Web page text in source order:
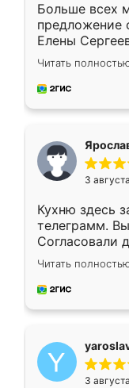
Больше всех
предложение
Елены
короткие
для замера
предложил по
Читать
3
Кухню здесь
телеграмм.
Согласовали
недели кухня
довольны
мебель за
Читать
3